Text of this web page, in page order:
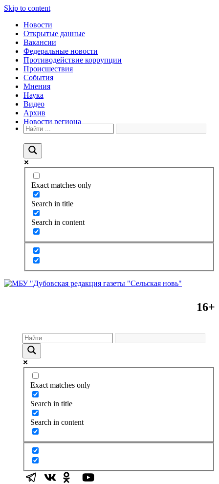
Skip to content
Новости
Открытые данные
Вакансии
Федеральные новости
Противодействие коррупции
Происшествия
События
Мнения
Наука
Видео
Архив
Новости региона
Exact matches only
Search in title
Search in content
16+
Exact matches only
Search in title
Search in content